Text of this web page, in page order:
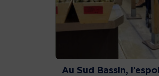
Au Sud Bassin,